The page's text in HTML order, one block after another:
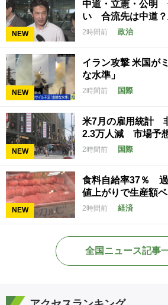
NEW
中道・立憲・公明
い 合流先は中道？
2時間前 政治
NEW
イラン攻撃 米国が
な水準」
2時間前 国際
NEW
米7月の雇用統計
2.3万人減 市場予
2時間前 国際
NEW
食料自給率37％
値上がりで生産額
2時間前 経済
全国ニュース記事